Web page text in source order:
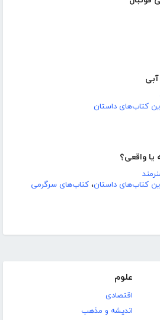
کتاب‌های داستان
یا واقعی؟
کتاب‌های داستان، کتاب‌های سرگرمی
علوم
اقتصادی
اندیشه و مذهب